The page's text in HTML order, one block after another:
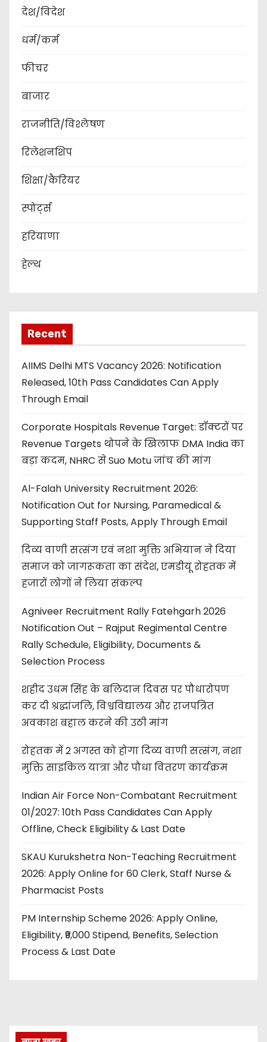
देश/विदेश
धर्म/कर्म
फीचर
बाजार
राजनीति/विश्लेषण
रिलेशनशिप
शिक्षा/कैरियर
स्पोर्ट्स
हरियाणा
हेल्थ
Recent
AIIMS Delhi MTS Vacancy 2026: Notification
Released, 10th Pass Candidates Can Apply
Through Email
Corporate Hospitals Revenue Target: डॉक्टरों पर
Revenue Targets थोपने के खिलाफ DMA India का
बड़ा कदम, NHRC से Suo Motu जांच की मांग
Al-Falah University Recruitment 2026:
Notification Out for Nursing, Paramedical &
Supporting Staff Posts, Apply Through Email
दिव्य वाणी सत्संग एवं नशा मुक्ति अभियान ने दिया
समाज को जागरूकता का संदेश, एमडीयू रोहतक में
हजारों लोगों ने लिया संकल्प
Agniveer Recruitment Rally Fatehgarh 2026
Notification Out – Rajput Regimental Centre
Rally Schedule, Eligibility, Documents &
Selection Process
शहीद उधम सिंह के बलिदान दिवस पर पौधारोपण
कर दी श्रद्धांजलि, विश्वविद्यालय और राजपत्रित
अवकाश बहाल करने की उठी मांग
रोहतक में 2 अगस्त को होगा दिव्य वाणी सत्संग, नशा
मुक्ति साइकिल यात्रा और पौधा वितरण कार्यक्रम
Indian Air Force Non-Combatant Recruitment
01/2027: 10th Pass Candidates Can Apply
Offline, Check Eligibility & Last Date
SKAU Kurukshetra Non-Teaching Recruitment
2026: Apply Online for 60 Clerk, Staff Nurse &
Pharmacist Posts
PM Internship Scheme 2026: Apply Online,
Eligibility, ₹9,000 Stipend, Benefits, Selection
Process & Last Date